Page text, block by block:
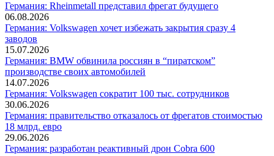
Германия: Rheinmetall представил фрегат будущего
06.08.2026
Германия: Volkswagen хочет избежать закрытия сразу 4
заводов
15.07.2026
Германия: BMW обвинила россиян в “пиратском”
производстве своих автомобилей
14.07.2026
Германия: Volkswagen сократит 100 тыс. сотрудников
30.06.2026
Германия: правительство отказалось от фрегатов стоимостью
18 млрд. евро
29.06.2026
Германия: разработан реактивный дрон Cobra 600